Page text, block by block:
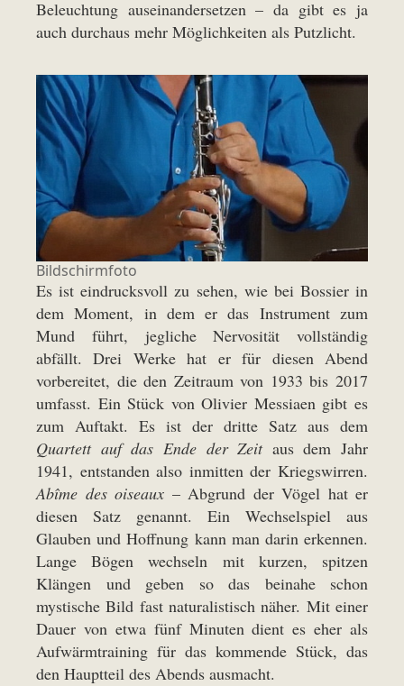
Beleuchtung auseinandersetzen – da gibt es ja
auch durchaus mehr Möglichkeiten als Putzlicht.
Bildschirmfoto
Es ist eindrucksvoll zu sehen, wie bei Bossier in
dem Moment, in dem er das Instrument zum
Mund führt, jegliche Nervosität vollständig
abfällt. Drei Werke hat er für diesen Abend
vorbereitet, die den Zeitraum von 1933 bis 2017
umfasst. Ein Stück von Olivier Messiaen gibt es
zum Auftakt. Es ist der dritte Satz aus dem
Quartett auf das Ende der Zeitaus dem Jahr
1941, entstanden also inmitten der Kriegswirren.
Abîme des oiseaux – Abgrund der Vögel hat er
diesen Satz genannt. Ein Wechselspiel aus
Glauben und Hoffnung kann man darin erkennen.
Lange Bögen wechseln mit kurzen, spitzen
Klängen und geben so das beinahe schon
mystische Bild fast naturalistisch näher. Mit einer
Dauer von etwa fünf Minuten dient es eher als
Aufwärmtraining für das kommende Stück, das
den Hauptteil des Abends ausmacht.